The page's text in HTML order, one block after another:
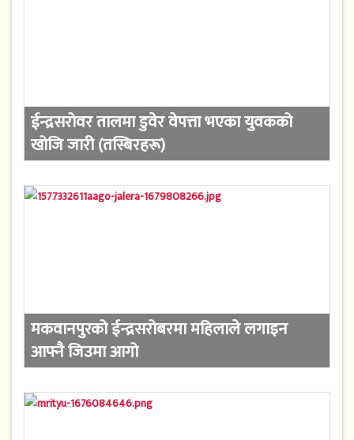
ईन्द्रसरोवर तालमा डुवेर वेपत्ता भएका युवकको
खोजि जारी (तस्बिरहरू)
मकवानपुरको ईन्द्रसरोबरमा महिलाले लगाइन
आफ्नै जिउमा आगो